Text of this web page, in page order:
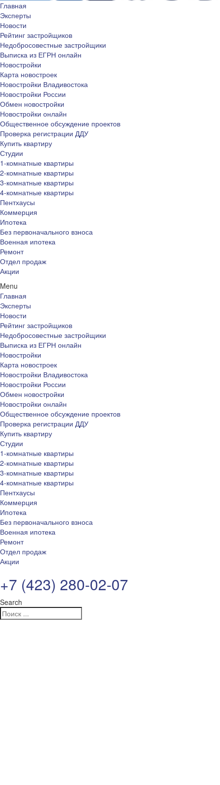
Главная
Эксперты
Новости
Рейтинг застройщиков
Недобросовестные застройщики
Выписка из ЕГРН онлайн
Новостройки
Карта новостроек
Новостройки Владивостока
Новостройки России
Обмен новостройки
Новостройки онлайн
Общественное обсуждение проектов
Проверка регистрации ДДУ
Купить квартиру
Студии
1-комнатные квартиры
2-комнатные квартиры
3-комнатные квартиры
4-комнатные квартиры
Пентхаусы
Коммерция
Ипотека
Без первоначального взноса
Военная ипотека
Ремонт
Отдел продаж
Акции
Menu
Главная
Эксперты
Новости
Рейтинг застройщиков
Недобросовестные застройщики
Выписка из ЕГРН онлайн
Новостройки
Карта новостроек
Новостройки Владивостока
Новостройки России
Обмен новостройки
Новостройки онлайн
Общественное обсуждение проектов
Проверка регистрации ДДУ
Купить квартиру
Студии
1-комнатные квартиры
2-комнатные квартиры
3-комнатные квартиры
4-комнатные квартиры
Пентхаусы
Коммерция
Ипотека
Без первоначального взноса
Военная ипотека
Ремонт
Отдел продаж
Акции
+7 (423) 280-02-07
Search